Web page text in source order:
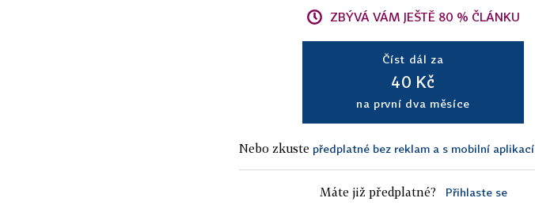
ZBÝVÁ VÁM JEŠTĚ 80 % ČLÁNKU
Číst dál za
40 Kč
na první dva měsíce
Nebo zkuste předplatné bez reklam a s mobilní aplikací
Máte již předplatné? Přihlaste se